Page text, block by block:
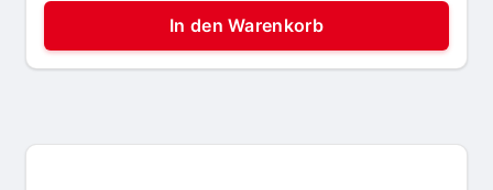
In den Warenkorb